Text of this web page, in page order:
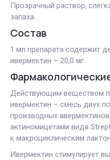
Прозрачный раствор,
запаха.
Состав
1 мл препарата содержит
ивермектин – 20,0 мг.
Действующим веществом
ивермектин – смесь двух
производных
актиномицетами вида
к макроциклическим
Ивермектин стимулирует